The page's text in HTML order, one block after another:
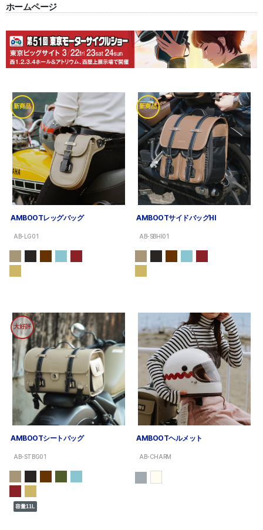
ホームページ
新商品
AMBOOTレッグバッグ
AB-LG01
新商品
AMBOOTサイドバッグHI
AB-SBHI01
大好評
AMBOOTシートバッグ
AB-STBG01
容量11L
AMBOOTヘルメット
AB-CHARM